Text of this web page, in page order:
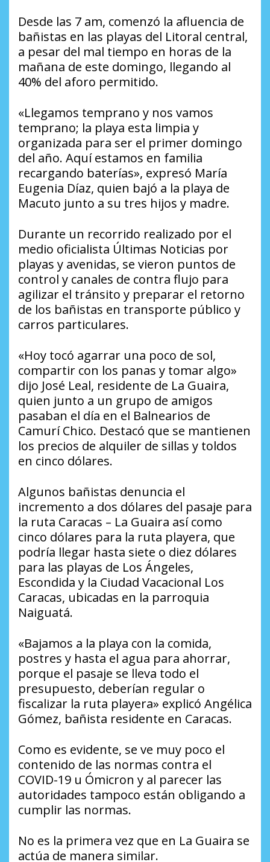
Desde las 7 am, comenzó la afluencia de
bañistas en las playas del Litoral central,
a pesar del mal tiempo en horas de la
mañana de este domingo, llegando al
40% del aforo permitido.
«Llegamos temprano y nos vamos
temprano; la playa esta limpia y
organizada para ser el primer domingo
del año. Aquí estamos en familia
recargando baterías», expresó María
Eugenia Díaz, quien bajó a la playa de
Macuto junto a su tres hijos y madre.
Durante un recorrido realizado por el
medio oficialista Últimas Noticias por
playas y avenidas, se vieron puntos de
control y canales de contra flujo para
agilizar el tránsito y preparar el retorno
de los bañistas en transporte público y
carros particulares.
«Hoy tocó agarrar una poco de sol,
compartir con los panas y tomar algo»
dijo José Leal, residente de La Guaira,
quien junto a un grupo de amigos
pasaban el día en el Balnearios de
Camurí Chico. Destacó que se mantienen
los precios de alquiler de sillas y toldos
en cinco dólares.
Algunos bañistas denuncia el
incremento a dos dólares del pasaje para
la ruta Caracas – La Guaira así como
cinco dólares para la ruta playera, que
podría llegar hasta siete o diez dólares
para las playas de Los Ángeles,
Escondida y la Ciudad Vacacional Los
Caracas, ubicadas en la parroquia
Naiguatá.
«Bajamos a la playa con la comida,
postres y hasta el agua para ahorrar,
porque el pasaje se lleva todo el
presupuesto, deberían regular o
fiscalizar la ruta playera» explicó Angélica
Gómez, bañista residente en Caracas.
Como es evidente, se ve muy poco el
contenido de las normas contra el
COVID-19 u Ómicron y al parecer las
autoridades tampoco están obligando a
cumplir las normas.
No es la primera vez que en La Guaira se
actúa de manera similar.